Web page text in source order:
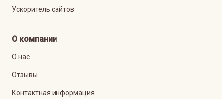
Ускоритель сайтов
О компании
О нас
Отзывы
Контактная информация